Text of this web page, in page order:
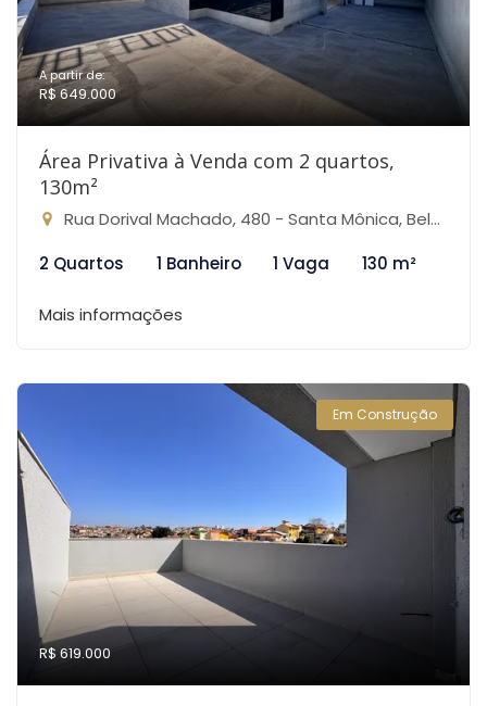
A partir de:
R$ 649.000
Área Privativa à Venda com 2 quartos,
130m²
Rua Dorival Machado, 480 - Santa Mônica, Belo Horizonte-MG
2 Quartos
1 Banheiro 1 Vaga 130 m²
Mais informações
Em Construção
R$ 619.000